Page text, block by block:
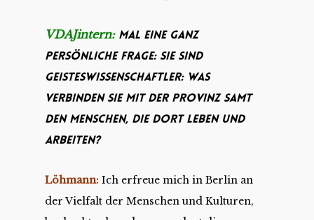
VDAJintern:Mal eine ganz
persönliche Frage: Sie sind
Geisteswissenschaftler: Was
verbinden Sie mit der Provinz samt
den Menschen, die dort leben und
arbeiten?
Löhmann: Ich erfreue mich in Berlin an
der Vielfalt der Menschen und Kulturen,